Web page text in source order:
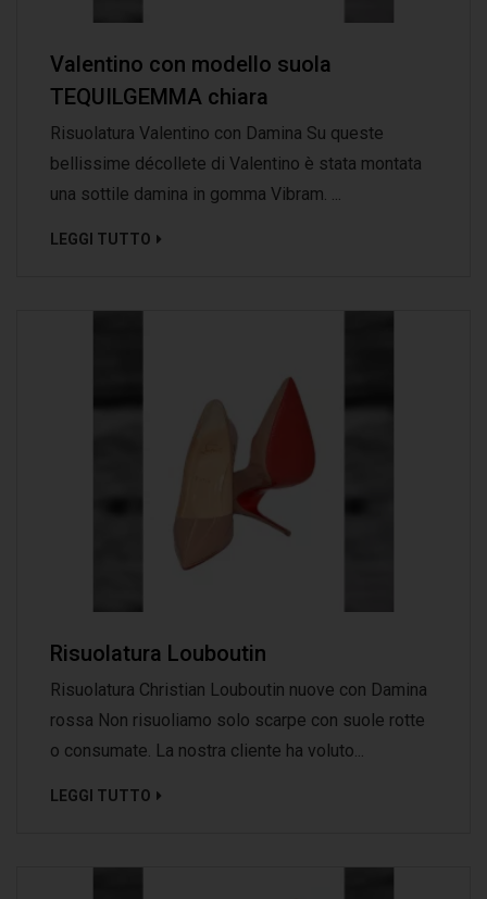
Valentino con modello suola
TEQUILGEMMA chiara
Risuolatura Valentino con Damina Su queste
bellissime décollete di Valentino è stata montata
una sottile damina in gomma Vibram. ...
LEGGI TUTTO
Risuolatura Louboutin
Risuolatura Christian Louboutin nuove con Damina
rossa Non risuoliamo solo scarpe con suole rotte
o consumate. La nostra cliente ha voluto...
LEGGI TUTTO